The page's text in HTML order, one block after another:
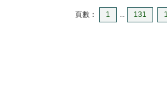
頁數： 1 ... 131